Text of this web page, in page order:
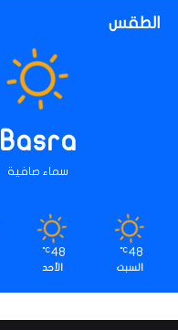
الطقس
Basra
سماء صافية
48
℃
السبت
48
℃
الأحد